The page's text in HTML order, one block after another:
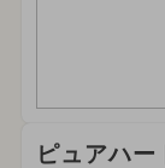
ピュアハ